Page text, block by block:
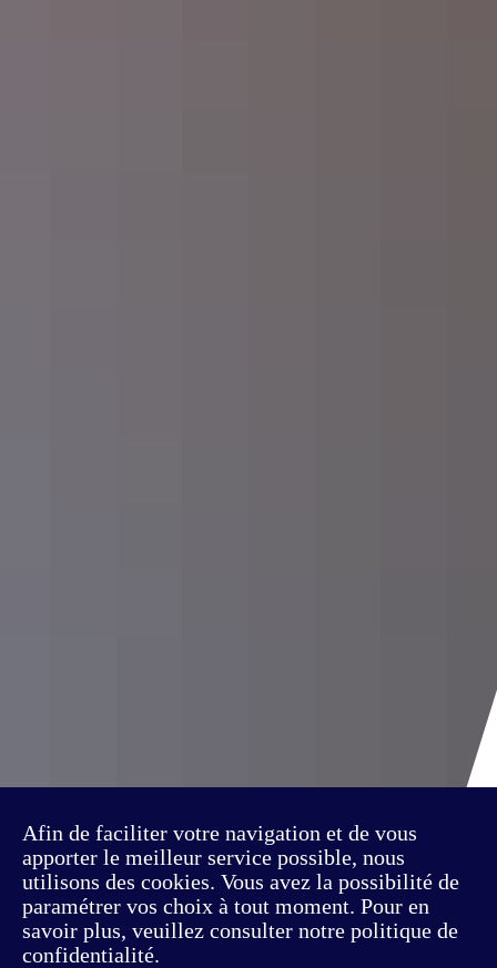
Afin de faciliter votre navigation et de vous
apporter le meilleur service possible, nous
utilisons des cookies. Vous avez la possibilité de
paramétrer vos choix à tout moment. Pour en
savoir plus, veuillez consulter notre politique de
confidentialité.